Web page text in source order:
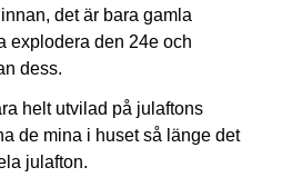
det är bara gamla
explodera den 24e och
dess.
helt utvilad på julaftons
de mina i huset så länge det
julafton.